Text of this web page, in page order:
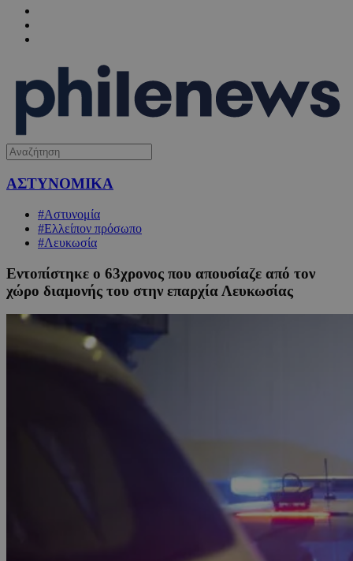
ΑΣΤΥΝΟΜΙΚΑ
#Αστυνομία
#Ελλείπον πρόσωπο
#Λευκωσία
Εντοπίστηκε ο 63χρονος που απουσίαζε από τον
χώρο διαμονής του στην επαρχία Λευκωσίας